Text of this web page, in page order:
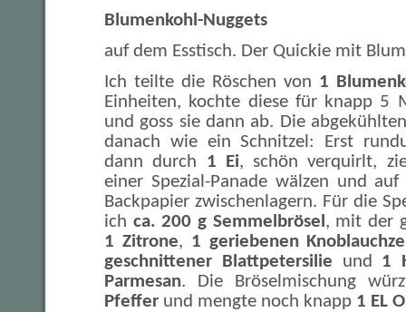
Blumenkohl-Nuggets
auf dem Esstisch. Der Quickie mit
Ich teilte die Röschen von 1
Einheiten, kochte diese für knapp 5
und goss sie dann ab. Die
danach wie ein Schnitzel: Erst
dann durch 1 Ei, schön verquirlt,
einer Spezial-Panade wälzen und
Backpapier zwischenlagern. Für die
ich ca. 200 g Semmelbrösel , mit der
1 Zitrone, 1 geriebenen
geschnittener Blattpetersilie und 1
Parmesan. Die Bröselmischung
Pfeffer und mengte noch knapp 1 EL